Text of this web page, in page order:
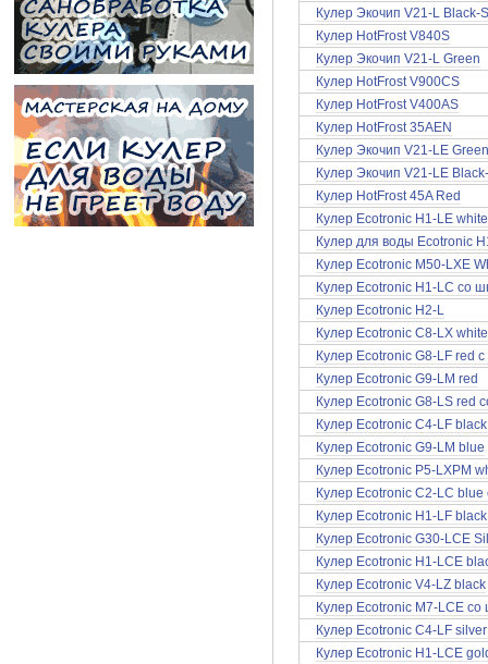
Кулер Экочип V21-L Black-
Кулер HotFrost V840S
Кулер Экочип V21-L Green
Кулер HotFrost V900CS
Кулер HotFrost V400AS
Кулер HotFrost 35AEN
Кулер Экочип V21-LE Green
Кулер Экочип V21-LE
Кулер HotFrost 45A Red
Кулер Ecotronic H1-LE
Кулер для воды Ecotronic
Кулер Ecotronic M50-LXE
Кулер Ecotronic H1-LC со
Кулер Ecotronic H2-L
Кулер Ecotronic C8-LX
Кулер Ecotronic G8-LF red
Кулер Ecotronic G9-LM red
Кулер Ecotronic G8-LS red
Кулер Ecotronic C4-LF
Кулер Ecotronic G9-LM blue
Кулер Ecotronic P5-LXPM
Кулер Ecotronic C2-LC
Кулер Ecotronic H1-LF
Кулер Ecotronic G30-LCE
Кулер Ecotronic H1-LCE
Кулер Ecotronic V4-LZ black
Кулер Ecotronic M7-LCE
Кулер Ecotronic C4-LF
Кулер Ecotronic H1-LCE